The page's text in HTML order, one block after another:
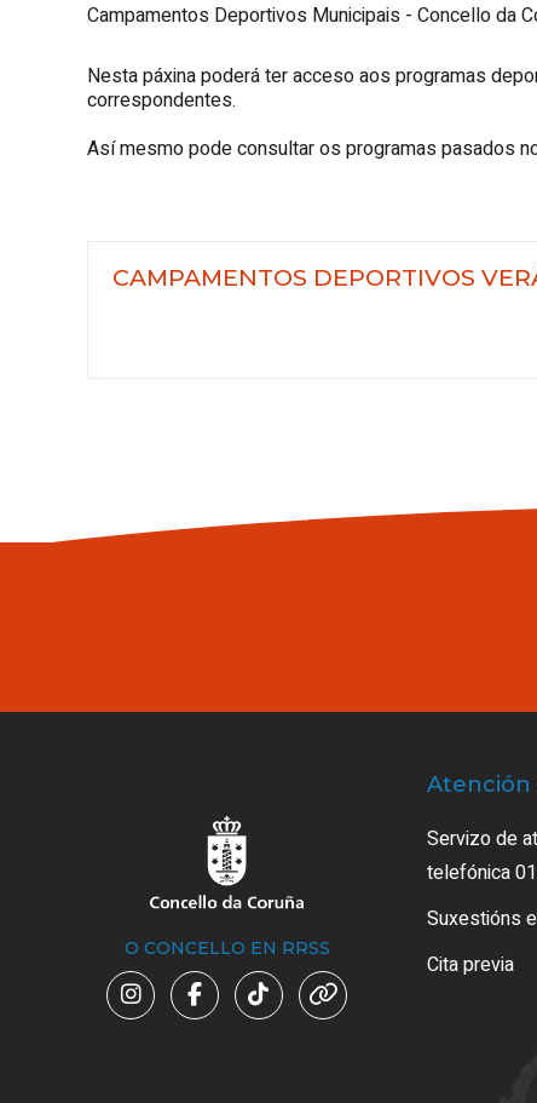
Campamentos Deportivos Municipais - Concello da
Nesta páxina poderá ter acceso aos programas
correspondentes.
Así mesmo pode consultar os programas pasados
CAMPAMENTOS DEPORTIVOS
O CONCELLO EN RRSS
Atención
Servizo de
telefónica
Suxestións
Cita previa